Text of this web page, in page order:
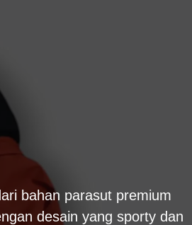
bahan parasut premium
desain yang sporty dan